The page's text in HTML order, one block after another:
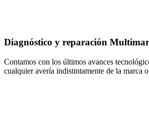
Diagnóstico y reparación
Contamos con los últimos avances
cualquier avería indistintamente de la marca